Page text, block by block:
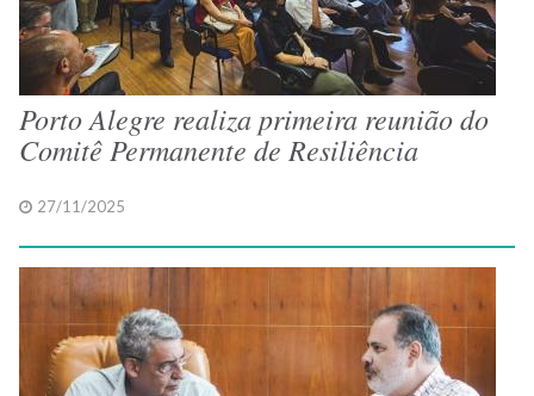
Porto Alegre realiza primeira reunião do
Comitê Permanente de Resiliência
27/11/2025